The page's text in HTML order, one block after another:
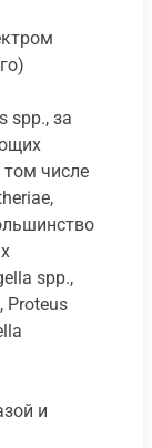
spp., за
том числе
spp.,
Proteus
и